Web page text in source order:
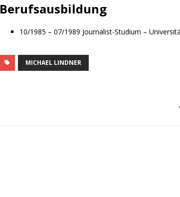
Berufsausbildung
10/1985 – 07/1989 Journalist-Studium –
MICHAEL LINDNER